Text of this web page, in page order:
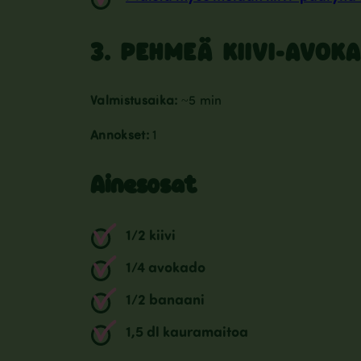
3. PEHMEÄ KIIVI-
Valmistusaika: ~5 min
Annokset:1
Ainesosat
1/2 kiivi
1/4 avokado
1/2 banaani
1,5 dl kauramaitoa